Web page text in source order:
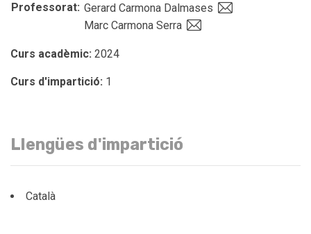
Professorat: Gerard Carmona Dalmases
Marc Carmona Serra
Curs acadèmic: 2024
Curs d'impartició: 1
Llengües d'impartició
Català